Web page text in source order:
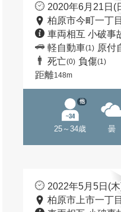
2020年6月21日(
柏原市今町一丁
車両相互 小破事
軽自動車(1) 原付
死亡(0) 負傷(1)
距離148m
25～34歳
他
曇
2022年5月5日(
柏原市上市一丁